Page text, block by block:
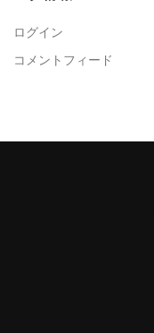
ログイン
コメントフィード